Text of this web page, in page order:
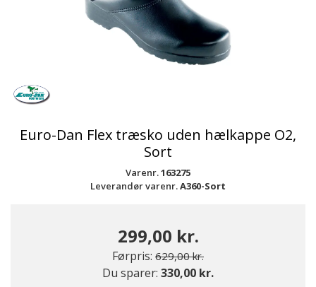
Euro-Dan Flex træsko uden hælkappe O2,
Sort
Varenr.163275
Leverandør varenr.A360-Sort
299,00 kr.
Førpris: Pris nedsat fra
629,00 kr.til
Du sparer: 330,00 kr.